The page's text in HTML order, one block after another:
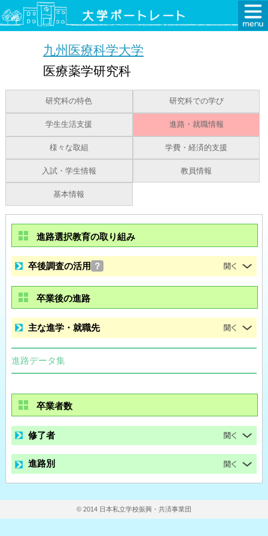
九州医療科学大学
医療薬学研究科
研究科の特色 研究科での学び
学生生活支援 進路・就職情報
様々な取組 学費・経済的支援
入試・学生情報 教員情報
基本情報
進路選択教育の取り組み
卒後調査の活用 ？
卒業後の進路
主な進学・就職先
進路データ集
卒業者数
修了者
進路別
© 2014 日本私立学校振興・共済事業団